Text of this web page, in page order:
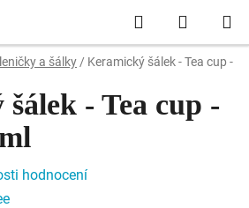
Hledat
KOŠÍK
a šálky / Keramický šálek - Tea cup -
- Tea cup -
hodnocení